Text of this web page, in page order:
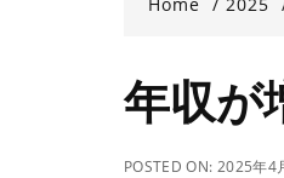
年収が
POSTED ON: 2025年4